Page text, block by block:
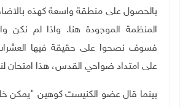
بالحصول على منطقة واسعة كهذه
المنظمة الموجودة هنا. واذا لم نكن
فسوف نصحوا على حقيقة فيها
على امتداد ضواحي القدس، هذا امتحان